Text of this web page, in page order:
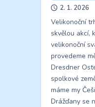
2. 1. 2026
Velikonoční
skvělou akcí,
velikonoční
provedeme
Dresdner
spolkové
máme my
Drážďany se